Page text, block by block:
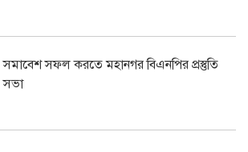
সমাবেশ সফল করতে মহানগর বিএনপির প্রস্তুতি
সভা